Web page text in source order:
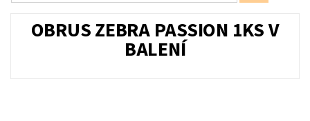
OBRUS ZEBRA PASSION 1KS V
BALENÍ